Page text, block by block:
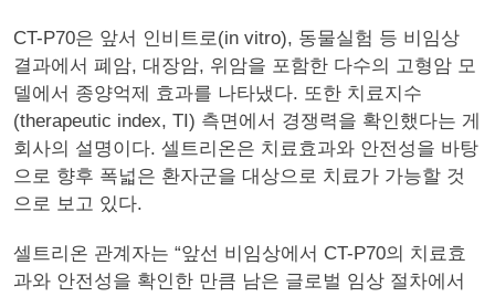
CT-P70은 앞서 인비트로(in vitro), 동물실험 등 비임상
결과에서 폐암, 대장암, 위암을 포함한 다수의 고형암 모
델에서 종양억제 효과를 나타냈다. 또한 치료지수
(therapeutic index, TI) 측면에서 경쟁력을 확인했다는 게
회사의 설명이다. 셀트리온은 치료효과와 안전성을 바탕
으로 향후 폭넓은 환자군을 대상으로 치료가 가능할 것
으로 보고 있다.
셀트리온 관계자는 “앞선 비임상에서 CT-P70의 치료효
과와 안전성을 확인한 만큼 남은 글로벌 임상 절차에서